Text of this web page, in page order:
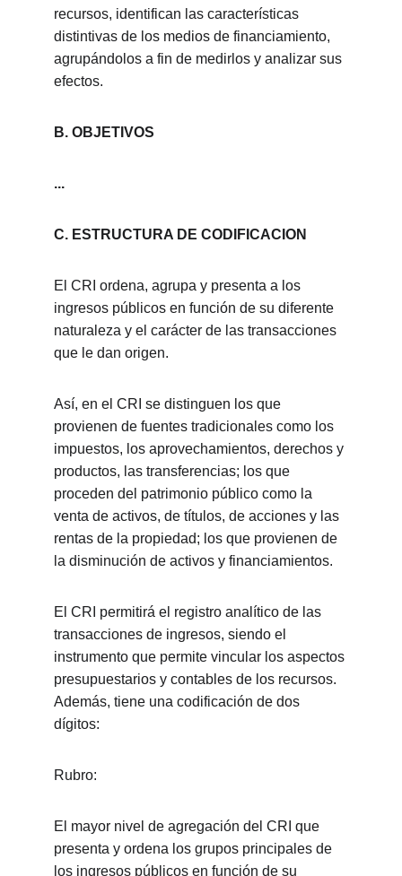
recursos, identifican las características
distintivas de los medios de financiamiento,
agrupándolos a fin de medirlos y analizar sus
efectos.
B. OBJETIVOS
...
C. ESTRUCTURA DE CODIFICACION
El CRI ordena, agrupa y presenta a los
ingresos públicos en función de su diferente
naturaleza y el carácter de las transacciones
que le dan origen.
Así, en el CRI se distinguen los que
provienen de fuentes tradicionales como los
impuestos, los aprovechamientos, derechos y
productos, las transferencias; los que
proceden del patrimonio público como la
venta de activos, de títulos, de acciones y las
rentas de la propiedad; los que provienen de
la disminución de activos y financiamientos.
El CRI permitirá el registro analítico de las
transacciones de ingresos, siendo el
instrumento que permite vincular los aspectos
presupuestarios y contables de los recursos.
Además, tiene una codificación de dos
dígitos:
Rubro:
El mayor nivel de agregación del CRI que
presenta y ordena los grupos principales de
los ingresos públicos en función de su